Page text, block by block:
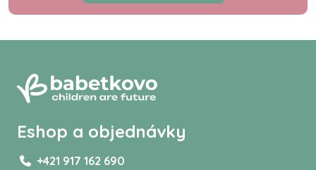
Eshop a objednávky
+421 917 162 690